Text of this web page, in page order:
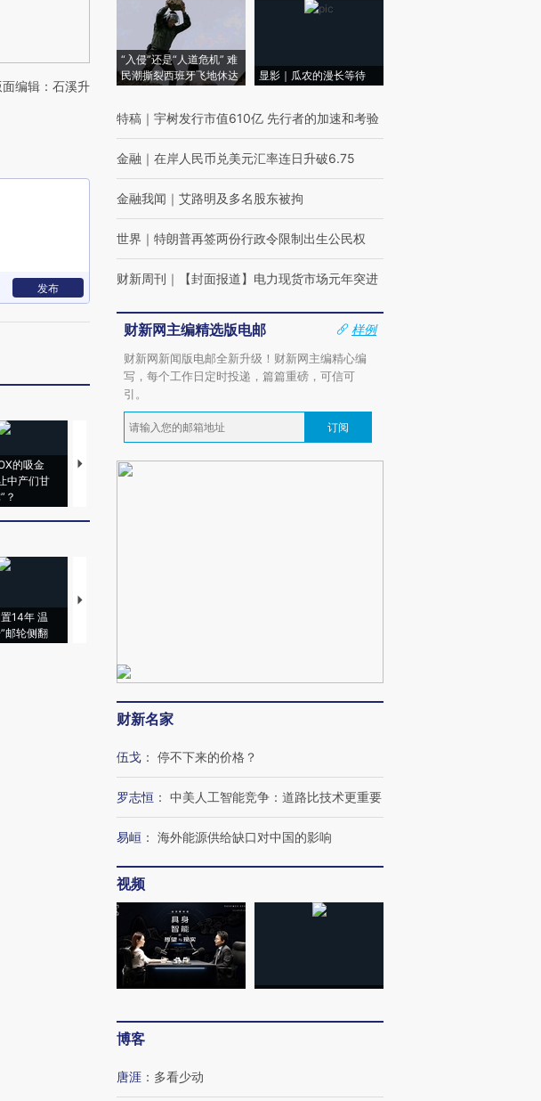
编辑：石溪升
发布
的吸金
中产们甘
？
马航飞行员跨国走私7万
粒摇头丸 尿检体内含3种
视线｜被称为“蟑螂”的印
视线｜“入侵”还是“人道危
14年 温
邮轮侧翻
特朗普出席葬礼疑似打瞌
“入侵”还是“人道危机” 难
民潮撕裂西班牙飞地休达
显影｜瓜农的漫长等待
特稿 ｜ 宇树发行市值610亿 先行者的加速和考验
金融 ｜ 在岸人民币兑美元汇率连日升破6.75
金融我闻 ｜ 艾路明及多名股东被拘
世界 ｜ 特朗普再签两份行政令限制出生公民权
财新周刊 ｜ 【封面报道】电力现货市场元年突进
财新网主编精选版电邮
样例
财新网新闻版电邮全新升级！财新网主编精心编
写，每个工作日定时投递，篇篇重磅，可信可
引。
订阅
财新名家
伍戈 ： 停不下来的价格？
罗志恒 ： 中美人工智能竞争：道路比技术更重要
易峘 ： 海外能源供给缺口对中国的影响
视频
博客
唐涯 ： 多看少动